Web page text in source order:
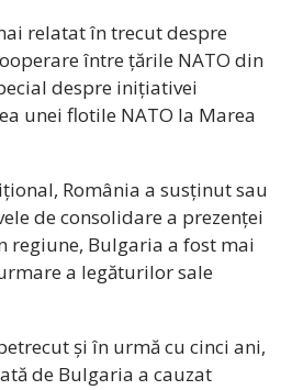
relatat în trecut despre
între țările NATO din
despre inițiativei
unei flotile NATO la Marea
România a susținut sau
de consolidare a prezenței
regiune, Bulgaria a fost mai
a legăturilor sale
și în urmă cu cinci ani,
de Bulgaria a cauzat